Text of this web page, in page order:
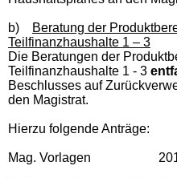
b)
Beratung der
Teilfinanzhaushalte 1 – 3
Die Beratungen der
Teilfinanzhaushalte 1 - 3
Beschlusses auf
den Magistrat.
Hierzu folgende Anträge:
Mag. Vorlagen 2011-